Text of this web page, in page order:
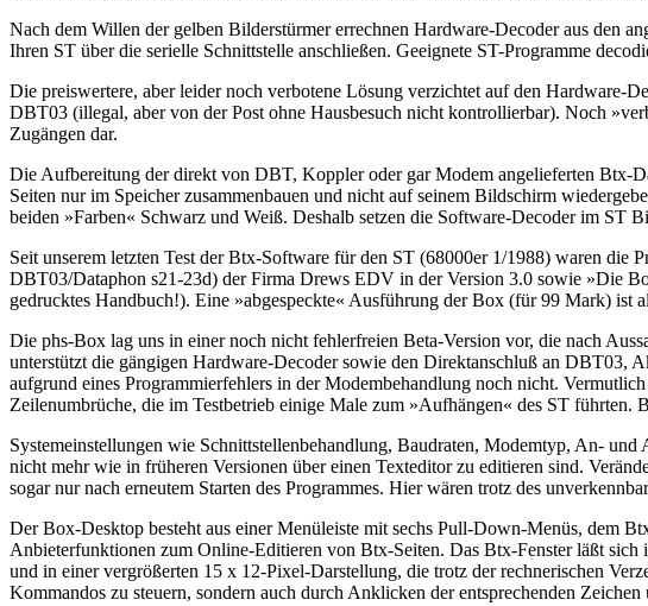
Nach dem Willen der gelben Bilderstürmer errechnen Hardware-Decoder aus den
Ihren ST über die serielle Schnittstelle anschließen. Geeignete ST-Programme
Die preiswertere, aber leider noch verbotene Lösung verzichtet auf den Hardware-
DBT03 (illegal, aber von der Post ohne Hausbesuch nicht kontrollierbar). Noch
Zugängen dar.
Die Aufbereitung der direkt von DBT, Koppler oder gar Modem angelieferten Btx-
Seiten nur im Speicher zusammenbauen und nicht auf seinem Bildschirm
beiden »Farben« Schwarz und Weiß. Deshalb setzen die Software-Decoder im ST
Seit unserem letzten Test der Btx-Software für den ST (68000er 1/1988) waren
DBT03/Dataphon s21-23d) der Firma Drews EDV in der Version 3.0 sowie »Die
gedrucktes Handbuch!). Eine »abgespeckte« Ausführung der Box (für 99 Mark) ist
Die phs-Box lag uns in einer noch nicht fehlerfreien Beta-Version vor, die nach
unterstützt die gängigen Hardware-Decoder sowie den Direktanschluß an DBT03,
aufgrund eines Programmierfehlers in der Modembehandlung noch nicht.
Zeilenumbrüche, die im Testbetrieb einige Male zum »Aufhängen« des ST führten.
Systemeinstellungen wie Schnittstellenbehandlung, Baudraten, Modemtyp, An-
nicht mehr wie in früheren Versionen über einen Texteditor zu editieren sind.
sogar nur nach erneutem Starten des Programmes. Hier wären trotz des
Der Box-Desktop besteht aus einer Menüleiste mit sechs Pull-Down-Menüs, dem
Anbieterfunktionen zum Online-Editieren von Btx-Seiten. Das Btx-Fenster läßt
und in einer vergrößerten 15 x 12-Pixel-Darstellung, die trotz der rechnerischen
Kommandos zu steuern, sondern auch durch Anklicken der entsprechenden